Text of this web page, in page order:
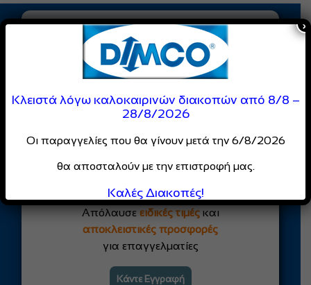
Κάντε εγγραφή στο Newsletter μας!
Αποστολή
Γίνε Μέλος της
DIMCO
Απόλαυσε ειδικές τιμέςκαι
αποκλειστικές προσφορές
για επαγγελματίες
Κάντε Εγγραφή
Κλειστά λόγω καλοκαιρινών διακοπών από 8/8 –
28/8/2026
Οι παραγγελίες που θα γίνουν μετά την 6/8/2026
θα αποσταλούν με την επιστροφή μας.
Καλές Διακοπές!
×